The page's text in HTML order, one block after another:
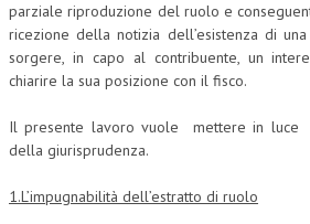
COMITATO SCIENTIFICO
COMITATO EDITORIALE
REDAZIONE
PEER REVIEW
CODICE ETICO
parziale riproduzione del ruolo e
ricezione della notizia dell’esistenza di
sorgere, in capo al contribuente, un
chiarire la sua posizione con il fisco.
Il presente lavoro vuole mettere in luce
della giurisprudenza.
1.L’impugnabilità dell’estratto di ruolo